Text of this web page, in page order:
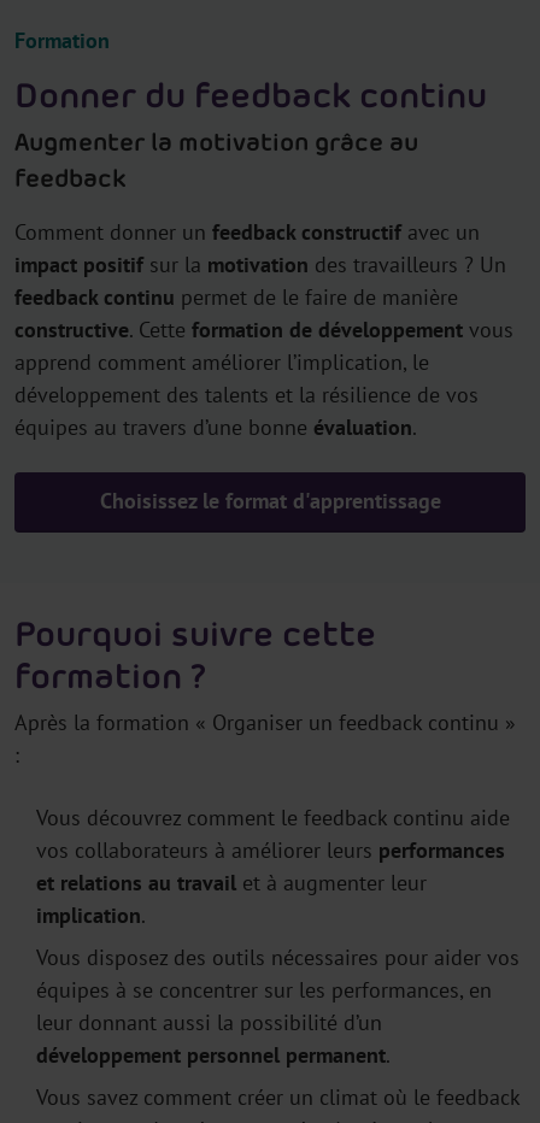
Formation
Donner du feedback continu
Augmenter la motivation grâce au
feedback
Comment donner un feedback constructif avec un
impact positif sur la motivation des travailleurs ? Un
feedback continu permet de le faire de manière
constructive. Cette formation de développement vous
apprend comment améliorer l’implication, le
développement des talents et la résilience de vos
équipes au travers d’une bonne évaluation.
Choisissez le format d'apprentissage
Pourquoi suivre cette
formation ?
Après la formation « Organiser un feedback continu »
:
Vous découvrez comment le feedback continu aide
vos collaborateurs à améliorer leurs performances
et relations au travail et à augmenter leur
implication.
Vous disposez des outils nécessaires pour aider vos
équipes à se concentrer sur les performances, en
leur donnant aussi la possibilité d’un
développement personnel permanent.
Vous savez comment créer un climat où le feedback